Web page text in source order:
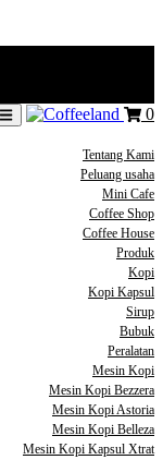
0
Tentang Kami
Peluang usaha
Mini Cafe
Coffee Shop
Coffee House
Produk
Kopi
Kopi Kapsul
Sirup
Bubuk
Peralatan
Mesin Kopi
Mesin Kopi Bezzera
Mesin Kopi Astoria
Mesin Kopi Belleza
Mesin Kopi Kapsul Xtrat